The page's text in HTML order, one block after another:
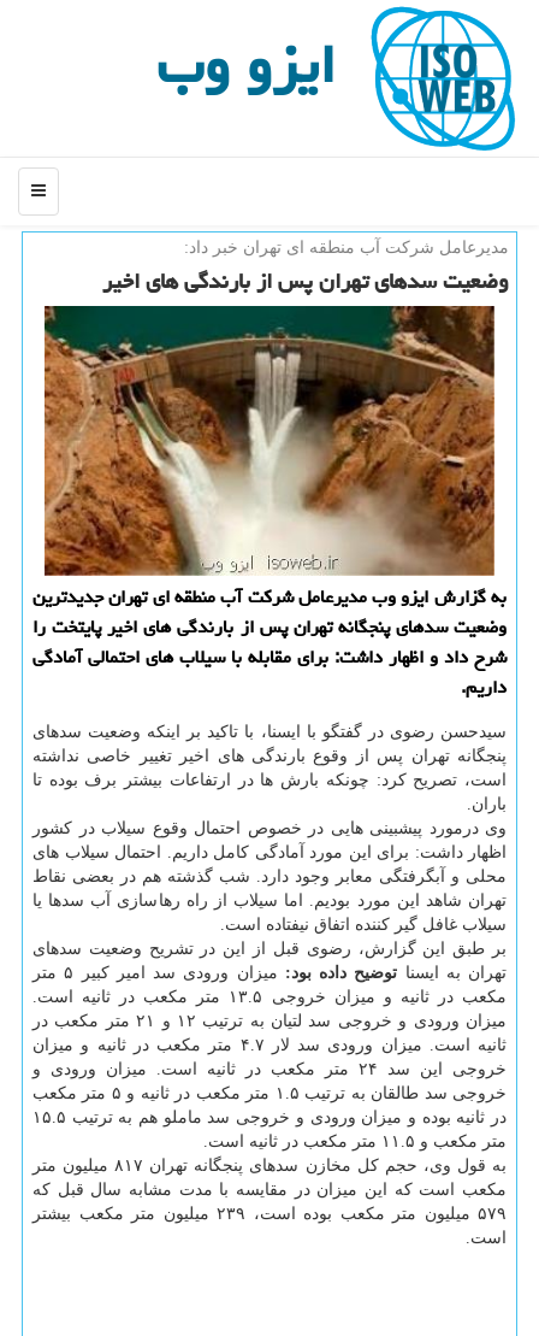
ایزو وب
منو
مدیرعامل شركت آب منطقه ای تهران خبر داد:
وضعیت سدهای تهران پس از بارندگی های اخیر
به گزارش ایزو وب مدیرعامل شركت آب منطقه ای تهران جدیدترین
وضعیت سدهای پنجگانه تهران پس از بارندگی های اخیر پایتخت را
شرح داد و اظهار داشت: برای مقابله با سیلاب های احتمالی آمادگی
داریم.
سیدحسن رضوی در گفتگو با ایسنا، با تاكید بر اینكه وضعیت سدهای
پنجگانه تهران پس از وقوع بارندگی های اخیر تغییر خاصی نداشته
است، تصریح كرد: چونكه بارش ها در ارتفاعات بیشتر برف بوده تا
باران.
وی درمورد پیشبینی هایی در خصوص احتمال وقوع سیلاب در كشور
اظهار داشت: برای این مورد آمادگی كامل داریم. احتمال سیلاب های
محلی و آبگرفتگی معابر وجود دارد. شب گذشته هم در بعضی نقاط
تهران شاهد این مورد بودیم. اما سیلاب از راه رهاسازی آب سدها یا
سیلاب غافل گیر كننده اتفاق نیفتاده است.
بر طبق این گزارش، رضوی قبل از این در تشریح وضعیت سدهای
تهران به ایسنا توضیح داده بود:
میزان ورودی سد امیر كبیر ۵ متر
مكعب در ثانیه و میزان خروجی ۱۳.۵ متر مكعب در ثانیه است.
میزان ورودی و خروجی سد لتیان به ترتیب ۱۲ و ۲۱ متر مكعب در
ثانیه است. میزان ورودی سد لار ۴.۷ متر مكعب در ثانیه و میزان
خروجی این سد ۲۴ متر مكعب در ثانیه است. میزان ورودی و
خروجی سد طالقان به ترتیب ۱.۵ متر مكعب در ثانیه و ۵ متر مكعب
در ثانیه بوده و میزان ورودی و خروجی سد ماملو هم به ترتیب ۱۵.۵
متر مكعب و ۱۱.۵ متر مكعب در ثانیه است.
به قول وی، حجم كل مخازن سدهای پنجگانه تهران ۸۱۷ میلیون متر
مكعب است كه این میزان در مقایسه با مدت مشابه سال قبل كه
۵۷۹ میلیون متر مكعب بوده است، ۲۳۹ میلیون متر مكعب بیشتر
است.